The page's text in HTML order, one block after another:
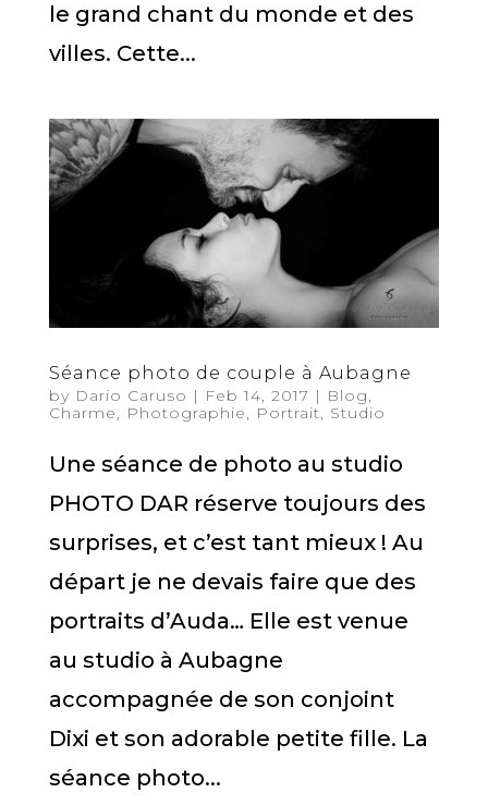
le grand chant du monde et des
villes. Cette...
Séance photo de couple à Aubagne
by Dario Caruso | Feb 14, 2017 | Blog,
Charme, Photographie, Portrait, Studio
Une séance de photo au studio
PHOTO DAR réserve toujours des
surprises, et c’est tant mieux ! Au
départ je ne devais faire que des
portraits d’Auda… Elle est venue
au studio à Aubagne
accompagnée de son conjoint
Dixi et son adorable petite fille. La
séance photo...